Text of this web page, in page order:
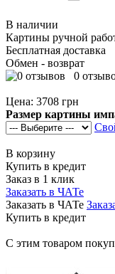
В наличии
Картины ручной
Бесплатная доставка
Обмен - возврат
0
Цена: 3708 грн
Размер картины
В корзину
Купить в кредит
Заказ в 1 клик
Заказать в ЧАТе
Заказать в ЧАТе
Купить в кредит
С этим товаром